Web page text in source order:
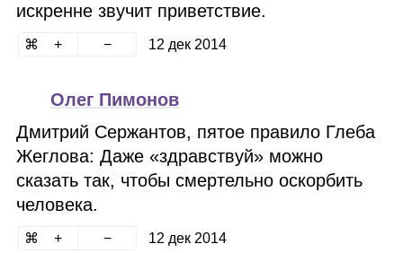
искренне звучит приветствие.
12 дек 2014
Олег Пимонов
Дмитрий Сержантов, пятое правило Глеба
Жеглова: Даже «здравствуй» можно
сказать так, чтобы смертельно оскорбить
человека.
12 дек 2014